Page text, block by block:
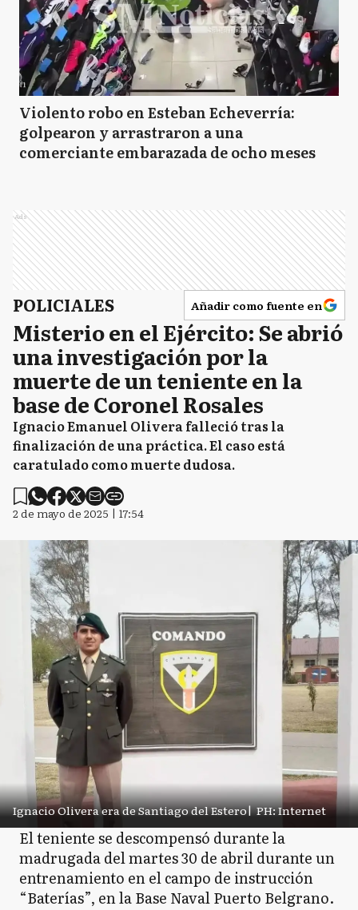
Violento robo en Esteban Echeverría:
golpearon y arrastraron a una
comerciante embarazada de ocho meses
Ads
POLICIALES Añadir como fuente en
Misterio en el Ejército: Se abrió
una investigación por la
muerte de un teniente en la
base de Coronel Rosales
Ignacio Emanuel Olivera falleció tras la
finalización de una práctica. El caso está
caratulado como muerte dudosa.
2 de mayo de 2025 | 17:54
Ignacio Olivera era de Santiago del Estero| PH: Internet
El teniente se descompensó durante la
madrugada del martes 30 de abril durante un
entrenamiento en el campo de instrucción
“Baterías”, en la Base Naval Puerto Belgrano.